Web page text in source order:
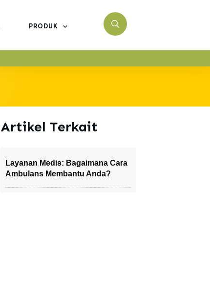
PRODUK
Artikel Terkait
Layanan Medis: Bagaimana Cara
Ambulans Membantu Anda?